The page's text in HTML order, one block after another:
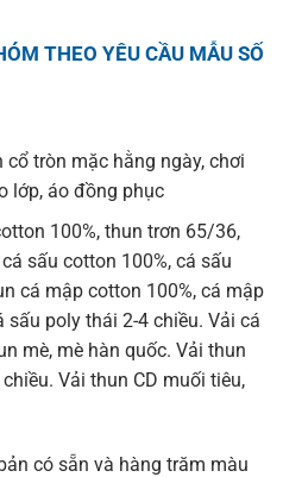
THEO YÊU CẦU MẪU SỐ
cổ tròn mặc hằng ngày, chơi
lớp, áo đồng phục
100%, thun trơn 65/36,
sấu cotton 100%, cá sấu
cá mập cotton 100%, cá mập
sấu poly thái 2-4 chiều. Vải cá
mè, mè hàn quốc. Vải thun
Vải thun CD muối tiêu,
có sẵn và hàng trăm màu